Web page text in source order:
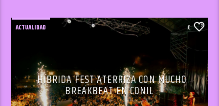
ACTUALIDAD 0
HÍBRIDA FEST ATERRIZA CON MUCHO
BREAKBEAT EN CONIL